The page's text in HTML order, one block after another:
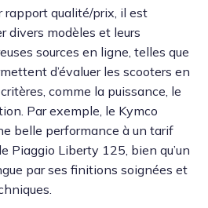
rapport qualité/prix, il est
divers modèles et leurs
sources en ligne, telles que
d’évaluer les scooters en
comme la puissance, le
Par exemple, le Kymco
belle performance à un tarif
Piaggio Liberty 125, bien qu’un
par ses finitions soignées et